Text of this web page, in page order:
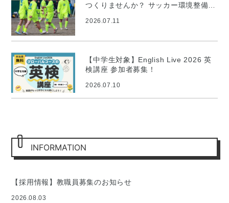
つくりませんか？ サッカー環境整備プ
2026.07.11
【中学生対象】English Live 2026 英
検講座 参加者募集！
2026.07.10
INFORMATION
【採用情報】教職員募集のお知らせ
2026.08.03